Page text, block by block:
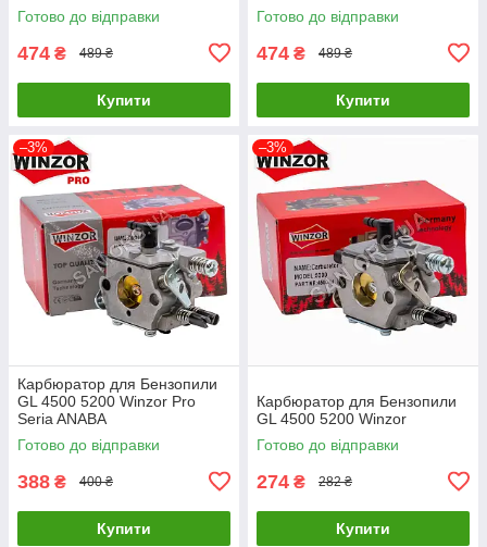
Готово до відправки
474 ₴ 489 ₴
Купити
Готово до відправки
474 ₴ 489 ₴
Купити
–3%
Карбюратор для Бензопили
GL 4500 5200 Winzor Pro
Seria ANABA
Готово до відправки
388 ₴ 400 ₴
Купити
–3%
Карбюратор для Бензопили
GL 4500 5200 Winzor
Готово до відправки
274 ₴ 282 ₴
Купити